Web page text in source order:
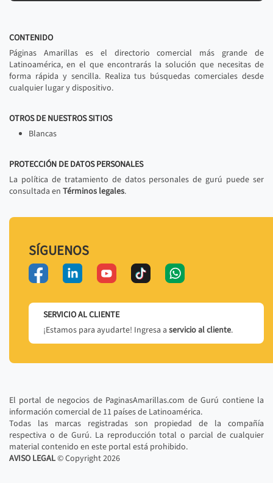
CONTENIDO
Páginas Amarillas es el directorio comercial más grande de
Latinoamérica, en el que encontrarás la solución que necesitas de
forma rápida y sencilla. Realiza tus búsquedas comerciales desde
cualquier lugar y dispositivo.
OTROS DE NUESTROS SITIOS
Blancas
PROTECCIÓN DE DATOS PERSONALES
La política de tratamiento de datos personales de gurú puede ser
consultada en Términos legales.
SÍGUENOS
SERVICIO AL CLIENTE
¡Estamos para ayudarte! Ingresa a servicio al cliente.
El portal de negocios de PaginasAmarillas.com de Gurú contiene la
información comercial de 11 países de Latinoamérica.
Todas las marcas registradas son propiedad de la compañía
respectiva o de Gurú. La reproducción total o parcial de cualquier
material contenido en este portal está prohibido.
AVISO LEGAL© Copyright2026